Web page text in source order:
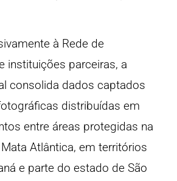
à Rede de
instituições parceiras, a
consolida dados captados
distribuídas em
entre áreas protegidas na
Atlântica, em territórios
e parte do estado de São